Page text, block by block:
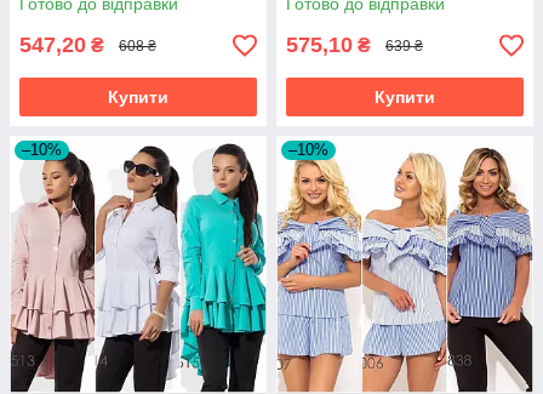
547,20 ₴ 608 ₴
Купити
575,10 ₴ 639 ₴
Купити
–10% –10%